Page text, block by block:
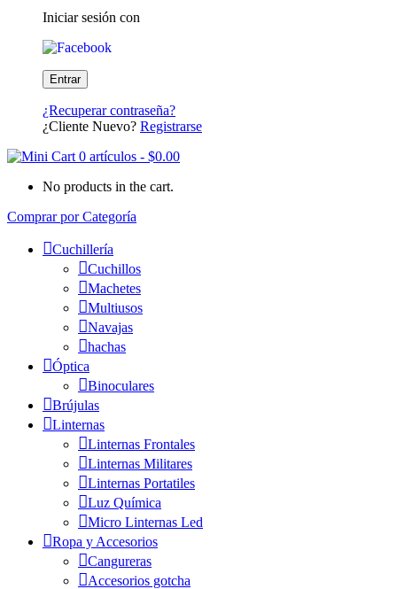
Iniciar sesión con
¿Recuperar contraseña?
¿Cliente Nuevo? Registrarse
0 artículos - $0.00
No products in the cart.
Comprar por Categoría
Cuchillería
Cuchillos
Machetes
Multiusos
Navajas
hachas
Óptica
Binoculares
Brújulas
Linternas
Linternas Frontales
Linternas Militares
Linternas Portatiles
Luz Química
Micro Linternas Led
Ropa y Accesorios
Cangureras
Accesorios gotcha